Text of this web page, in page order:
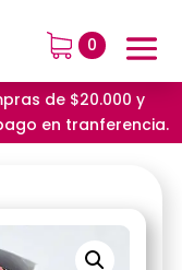
0
de $20.000 y
en tranferencia.